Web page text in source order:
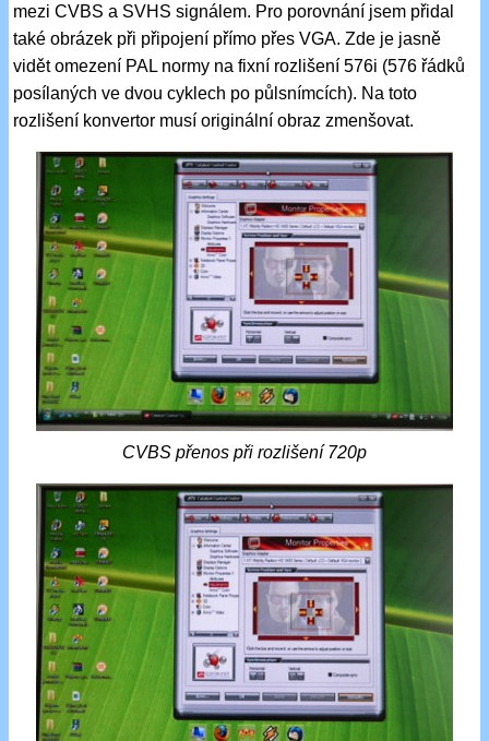
mezi CVBS a SVHS signálem. Pro porovnání jsem přidal
také obrázek při připojení přímo přes VGA. Zde je jasně
vidět omezení PAL normy na fixní rozlišení 576i (576 řádků
posílaných ve dvou cyklech po půlsnímcích). Na toto
rozlišení konvertor musí originální obraz zmenšovat.
CVBS přenos při rozlišení 720p